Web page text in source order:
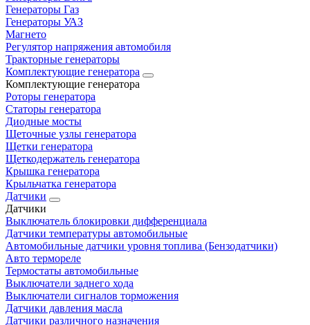
Генераторы Газ
Генераторы УАЗ
Магнето
Регулятор напряжения автомобиля
Тракторные генераторы
Комплектующие генератора
Комплектующие генератора
Роторы генератора
Статоры генератора
Диодные мосты
Щеточные узлы генератора
Щетки генератора
Щеткодержатель генератора
Крышка генератора
Крыльчатка генератора
Датчики
Датчики
Выключатель блокировки дифференциала
Датчики температуры автомобильные
Автомобильные датчики уровня топлива (Бензодатчики)
Авто термореле
Термостаты автомобильные
Выключатели заднего хода
Выключатели сигналов торможения
Датчики давления масла
Датчики различного назначения